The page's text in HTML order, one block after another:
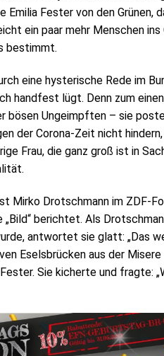
Fester von den Grünen,
ein paar mehr Menschen
bestimmt.
eine hysterische Rede im
handfest lügt. Denn zum
bösen Ungeimpften – sie
der Corona-Zeit nicht
Frau, die ganz groß ist in
Mirko Drotschmann im ZDF-
berichtet. Als
antwortet sie glatt: „Das
Eselsbrücken aus der Misere
Sie kicherte und fragte: